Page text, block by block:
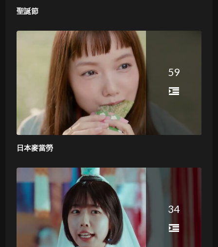
聖誕節
59
日本麥當勞
34